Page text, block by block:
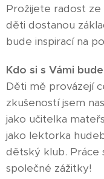
Prožijete radost
děti dostanou
bude inspirací na
Kdo si s Vámi
Děti mě provázejí
zkušeností jsem
jako učitelka
jako lektorka
dětský klub. Práce
společné zážitky!